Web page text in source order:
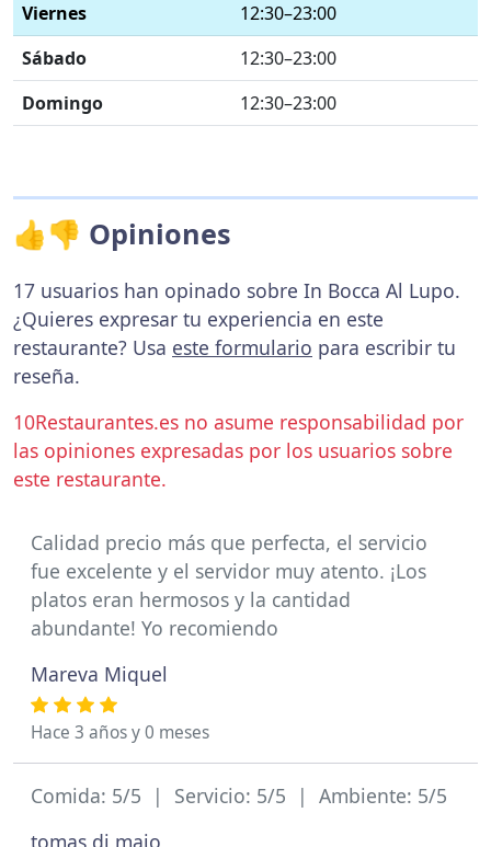
Viernes
12:30–23:00
Sábado
12:30–23:00
Domingo
12:30–23:00
👍👎 Opiniones
17 usuarios han opinado sobre In Bocca Al Lupo.
¿Quieres expresar tu experiencia en este
restaurante? Usa este formulario para escribir tu
reseña.
10Restaurantes.es no asume responsabilidad por
las opiniones expresadas por los usuarios sobre
este restaurante.
Calidad precio más que perfecta, el servicio
fue excelente y el servidor muy atento. ¡Los
platos eran hermosos y la cantidad
abundante! Yo recomiendo
Mareva Miquel
Hace 3 años y 0 meses
Comida: 5/5 | Servicio: 5/5 | Ambiente: 5/5
tomas di maio